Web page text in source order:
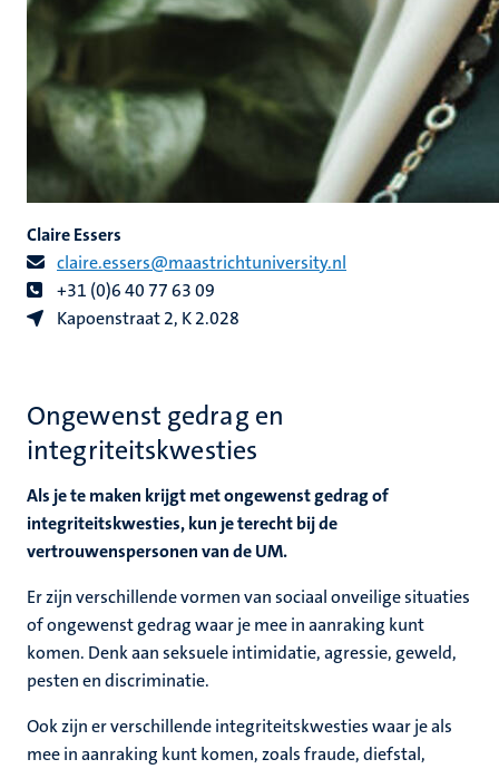
Claire Essers
claire.essers@maastrichtuniversity.nl
+31 (0)6 40 77 63 09
Kapoenstraat 2, K 2.028
Ongewenst gedrag en
integriteitskwesties
Als je te maken krijgt met ongewenst gedrag of
integriteitskwesties, kun je terecht bij de
vertrouwenspersonen van de UM.
Er zijn verschillende vormen vansociaal onveilige situaties
ofongewenst gedragwaar je mee in aanraking kunt
komen. Denk aan seksuele intimidatie, agressie, geweld,
pesten en discriminatie.
Ook zijn er verschillende integriteitskwesties waar je als
mee in aanraking kunt komen, zoals fraude, diefstal,